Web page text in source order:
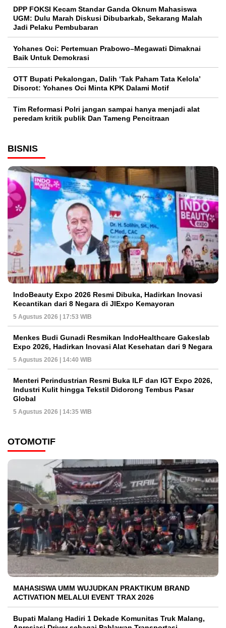
DPP FOKSI Kecam Standar Ganda Oknum Mahasiswa
UGM: Dulu Marah Diskusi Dibubarkab, Sekarang Malah
Jadi Pelaku Pembubaran
Yohanes Oci: Pertemuan Prabowo–Megawati Dimaknai
Baik Untuk Demokrasi
OTT Bupati Pekalongan, Dalih ‘Tak Paham Tata Kelola’
Disorot: Yohanes Oci Minta KPK Dalami Motif
Tim Reformasi Polri jangan sampai hanya menjadi alat
peredam kritik publik Dan Tameng Pencitraan
BISNIS
IndoBeauty Expo 2026 Resmi Dibuka, Hadirkan Inovasi
Kecantikan dari 8 Negara di JIExpo Kemayoran
5 Agustus 2026 | 17:53 WIB
Menkes Budi Gunadi Resmikan IndoHealthcare Gakeslab
Expo 2026, Hadirkan Inovasi Alat Kesehatan dari 9 Negara
5 Agustus 2026 | 14:40 WIB
Menteri Perindustrian Resmi Buka ILF dan IGT Expo 2026,
Industri Kulit hingga Tekstil Didorong Tembus Pasar
Global
5 Agustus 2026 | 14:35 WIB
OTOMOTIF
MAHASISWA UMM WUJUDKAN PRAKTIKUM BRAND
ACTIVATION MELALUI EVENT TRAX 2026
Bupati Malang Hadiri 1 Dekade Komunitas Truk Malang,